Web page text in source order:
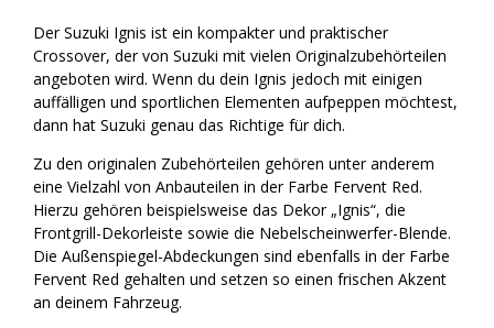
Der Suzuki Ignis ist ein kompakter und praktischer
Crossover, der von Suzuki mit vielen Originalzubehörteilen
angeboten wird. Wenn du dein Ignis jedoch mit einigen
auffälligen und sportlichen Elementen aufpeppen möchtest,
dann hat Suzuki genau das Richtige für dich.
Zu den originalen Zubehörteilen gehören unter anderem
eine Vielzahl von Anbauteilen in der Farbe Fervent Red.
Hierzu gehören beispielsweise das Dekor „Ignis“, die
Frontgrill-Dekorleiste sowie die Nebelscheinwerfer-Blende.
Die Außenspiegel-Abdeckungen sind ebenfalls in der Farbe
Fervent Red gehalten und setzen so einen frischen Akzent
an deinem Fahrzeug.